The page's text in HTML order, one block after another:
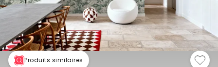
Produits similaires